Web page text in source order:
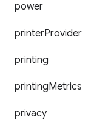
power
printerProvider
printing
printingMetrics
privacy